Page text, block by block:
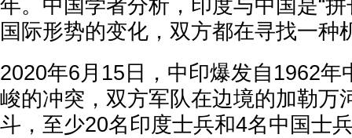
年。中国学者分析，印度与中国是“
国际形势的变化，双方都在寻找一种
2020年6月15日，中印爆发自1962年
峻的冲突，双方军队在边境的加勒万
斗，至少20名印度士兵和4名中国士